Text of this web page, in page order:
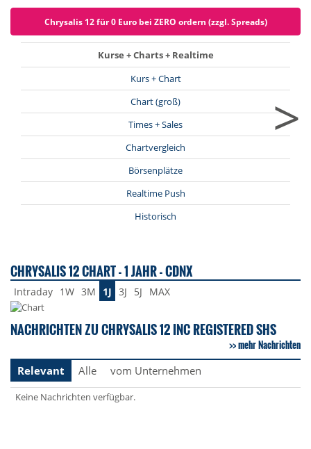
Chrysalis 12 für 0 Euro bei ZERO ordern (zzgl. Spreads)
Kurse + Charts + Realtime
Kurs + Chart
Chart (groß)
Times + Sales
Chartvergleich
Börsenplätze
Realtime Push
Historisch
>
CHRYSALIS 12 CHART - 1 JAHR - CDNX
Intraday 1W 3M 1J 3J 5J MAX
NACHRICHTEN ZU CHRYSALIS 12 INC REGISTERED SHS
mehr Nachrichten
Relevant
Alle vom Unternehmen
Keine Nachrichten verfügbar.